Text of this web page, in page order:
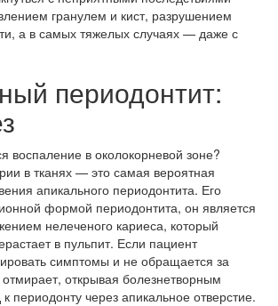
гранулем и кист, разрушением
а в самых тяжелых случаях — даже с
периодонтит:
воспаление в околокорневой зоне?
в тканях — это самая вероятная
апикального периодонтита. Его
формой периодонтита, он является
нелеченого кариеса, который
в пульпит. Если пациент
симптомы и не обращается за
открывая болезнетворным
периодонту через апикальное отверстие.